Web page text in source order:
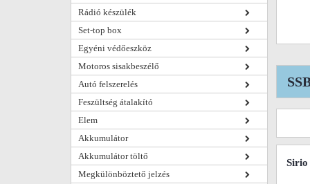
Rádió készülék
Set-top box
Egyéni védőeszköz
Motoros sisakbeszélő
Autó felszerelés
Feszültség átalakító
Elem
Akkumulátor
Akkumulátor töltő
Megkülönböztető jelzés
Sirio